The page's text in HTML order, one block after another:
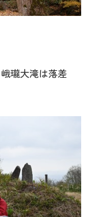
瓏大滝は落差